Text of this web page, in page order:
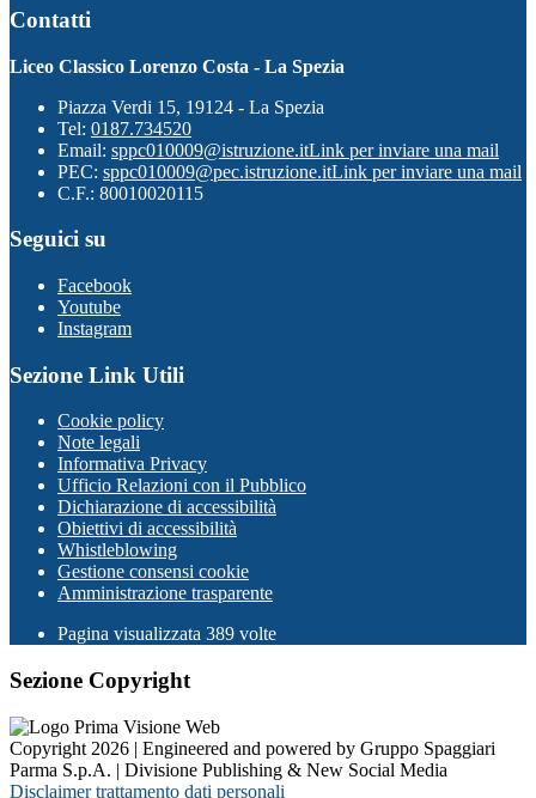
Contatti
Liceo Classico Lorenzo Costa - La Spezia
Piazza Verdi 15, 19124 - La Spezia
Tel: 0187.734520
Email: sppc010009@istruzione.itLink per inviare una mail
PEC: sppc010009@pec.istruzione.itLink per inviare una mail
C.F.: 80010020115
Seguici su
Facebook
Youtube
Instagram
Sezione Link Utili
Cookie policy
Note legali
Informativa Privacy
Ufficio Relazioni con il Pubblico
Dichiarazione di accessibilità
Obiettivi di accessibilità
Whistleblowing
Gestione consensi cookie
Amministrazione trasparente
Pagina visualizzata 389 volte
Sezione Copyright
Copyright 2026 | Engineered and powered by Gruppo Spaggiari
Parma S.p.A. | Divisione Publishing & New Social Media
Disclaimer trattamento dati personali